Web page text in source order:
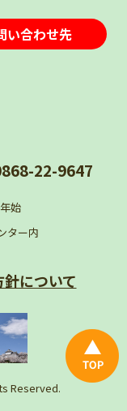
い合わせ先
22-9647
始
ター内
について
Reserved.